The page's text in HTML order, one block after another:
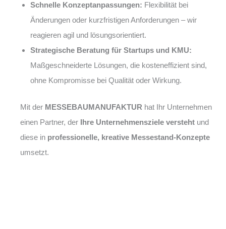
Schnelle Konzeptanpassungen: Flexibilität bei
Änderungen oder kurzfristigen Anforderungen – wir
reagieren agil und lösungsorientiert.
Strategische Beratung für Startups und KMU:
Maßgeschneiderte Lösungen, die kosteneffizient sind,
ohne Kompromisse bei Qualität oder Wirkung.
Mit der MESSEBAUMANUFAKTUR hat Ihr Unternehmen
einen Partner, der Ihre Unternehmensziele versteht und
diese in professionelle, kreative Messestand-Konzepte
umsetzt.